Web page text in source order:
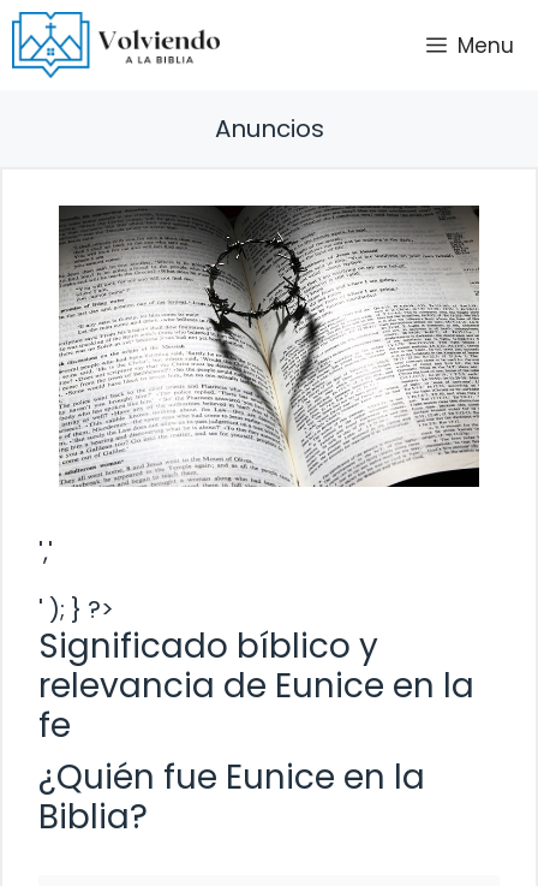
Saltar
al
contenido
Menu
Anuncios
','
' ); } ?>
Significado bíblico y
relevancia de Eunice en la
fe
¿Quién fue Eunice en la
Biblia?